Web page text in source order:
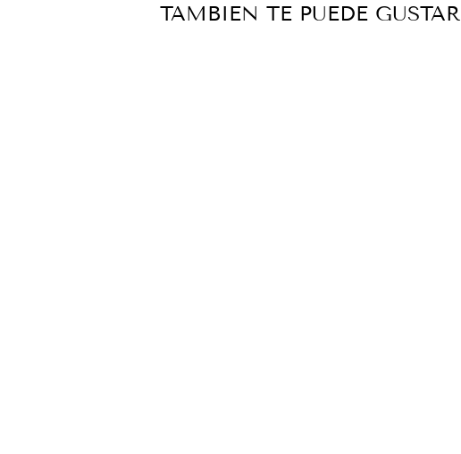
TAMBIEN TE PUEDE GUSTAR